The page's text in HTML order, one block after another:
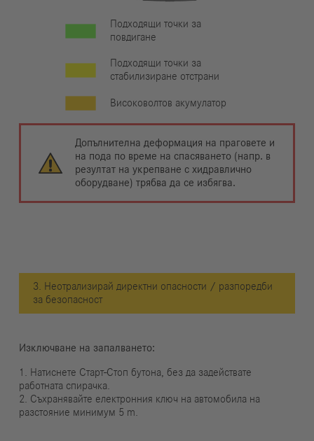
Подходящи точки за
повдигане
Подходящи точки за
стабилизиране отстрани
Високоволтов акумулатор
Допълнителна деформация на праговете и
на пода по време на спасяването (напр. в
резултат на укрепване с хидравлично
оборудване) трябва да се избягва.
3. Неотрализирай директни опасности / разпоредби
за безопасност
Изключване на запалването:
1. Натиснете Старт-Стоп бутона, без да задействате
работната спирачка.
2. Съхранявайте електронния ключ на автомобила на
разстояние минимум 5 m.